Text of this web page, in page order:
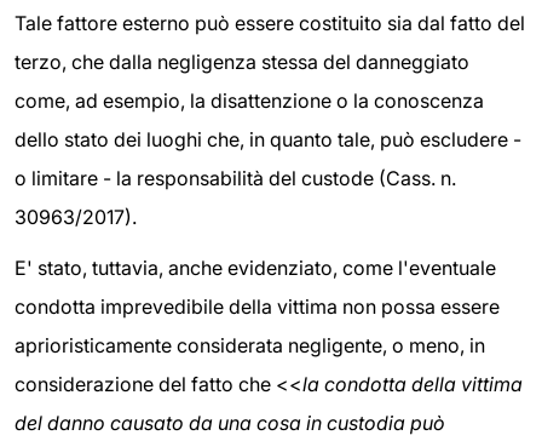
Tale fattore esterno può essere costituito sia dal fatto del
terzo, che dalla negligenza stessa del danneggiato
come, ad esempio, la disattenzione o la conoscenza
dello stato dei luoghi che, in quanto tale, può escludere -
o limitare - la responsabilità del custode (Cass. n.
30963/2017).
E' stato, tuttavia, anche evidenziato, come l'eventuale
condotta imprevedibile della vittima non possa essere
aprioristicamente considerata negligente, o meno, in
considerazione del fatto che <<la condotta della vittima
del danno causato da una cosa in custodia può